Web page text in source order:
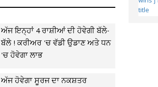
ਅੱਜ ਇਨ੍ਹਾਂ 4 ਰਾਸ਼ੀਆਂ ਦੀ ਹੋਵੇਗੀ ਬੱਲੇ-
ਬੱਲੇ ! ਕਰੀਅਰ 'ਚ ਵੱਡੀ ਉਡਾਣ ਅਤੇ ਧਨ
'ਚ ਹੋਵੇਗਾ ਲਾਭ
ਅੱਜ ਹੋਵੇਗਾ ਸੂਰਜ ਦਾ ਨਕਸ਼ਤਰ